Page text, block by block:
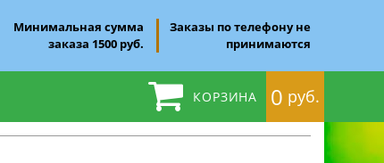
Минимальная сумма
заказа 1500 руб.
Заказы по телефону не
принимаются
КОРЗИНА 0 руб.